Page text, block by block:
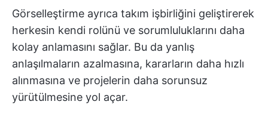
Görselleştirme ayrıca takım işbirliğini geliştirerek
herkesin kendi rolünü ve sorumluluklarını daha
kolay anlamasını sağlar. Bu da yanlış
anlaşılmaların azalmasına, kararların daha hızlı
alınmasına ve projelerin daha sorunsuz
yürütülmesine yol açar.